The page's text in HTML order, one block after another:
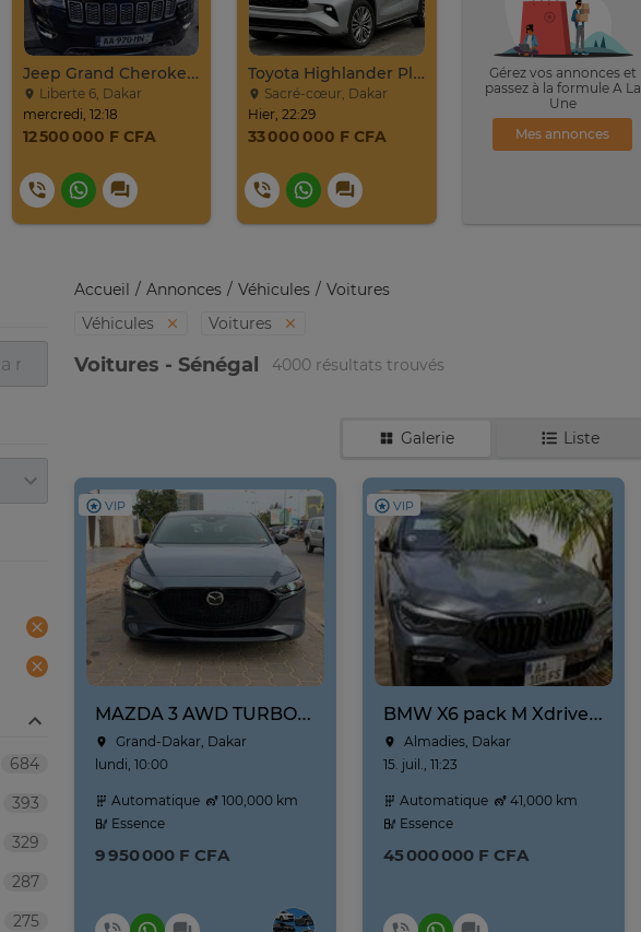
Jeep Grand Cherokee Overland 2019 À Vendre
Liberte 6, Dakar
mercredi, 12:18
12 500 000 F CFA
Toyota Highlander Platinium 2023
Sacré-cœur, Dakar
Hier, 22:29
33 000 000 F CFA
Gérez vos annonces et
passez à la formule A La
Une
Mes annonces
Accueil Annonces Véhicules
Voitures
Véhicules
Voitures
Voitures - Sénégal 4000 résultats trouvés
Galerie Liste
VIP
MAZDA 3 AWD TURBO 2021
Grand-Dakar, Dakar
lundi, 10:00
Automatique
100,000 km
Essence
9 950 000 F CFA
VIP
BMW X6 pack M Xdrive 40i Année 2021-2022 prix négociable
Almadies, Dakar
15. juil., 11:23
Automatique
41,000 km
Essence
45 000 000 F CFA
684
393
329
287
275